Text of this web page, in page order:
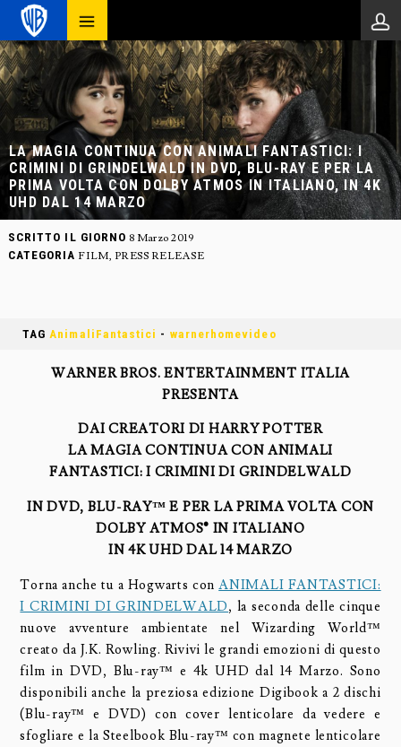
LA MAGIA CONTINUA CON ANIMALI FANTASTICI: I
CRIMINI DI GRINDELWALD IN DVD, BLU-RAY E PER LA
PRIMA VOLTA CON DOLBY ATMOS IN ITALIANO, IN 4K
UHD DAL 14 MARZO
SCRITTO IL GIORNO 8 Marzo 2019
CATEGORIA FILM, PRESS RELEASE
TAGAnimaliFantastici - warnerhomevideo
WARNER BROS. ENTERTAINMENT ITALIA
PRESENTA
DAI CREATORI DI HARRY POTTER
LA MAGIA CONTINUA CON ANIMALI
FANTASTICI:I CRIMINI DI GRINDELWALD
IN DVD, BLU-RAY™ E PER LA PRIMA VOLTA CON
DOLBY ATMOS® IN ITALIANO
IN 4K UHD DAL 14 MARZO
Torna anche tu a Hogwarts conANIMALI FANTASTICI:
I CRIMINI DI GRINDELWALD, la seconda delle cinque
nuove avventure ambientate nel Wizarding World™
creato da J.K. Rowling. Rivivi le grandi emozioni di questo
film in DVD, Blu-ray™ e 4k UHD dal 14 Marzo. Sono
disponibili anche la preziosa edizione Digibook a 2 dischi
(Blu-ray™ e DVD) con cover lenticolare da vedere e
sfogliare e la Steelbook Blu-ray™ con magnete lenticolare